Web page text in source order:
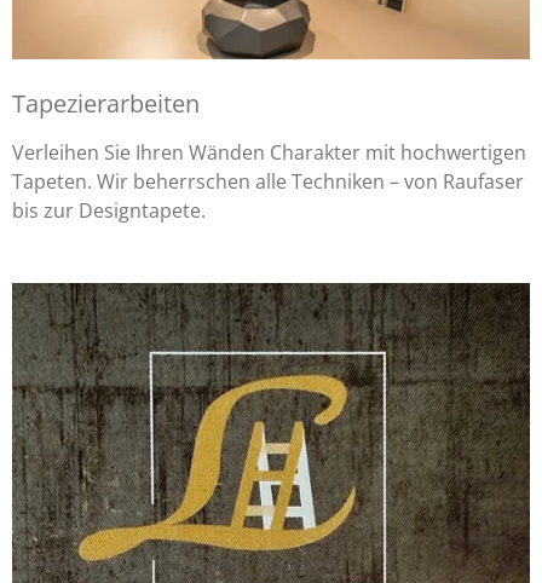
Tapezierarbeiten
Verleihen Sie Ihren Wänden Charakter mit hochwertigen
Tapeten. Wir beherrschen alle Techniken – von Raufaser
bis zur Designtapete.